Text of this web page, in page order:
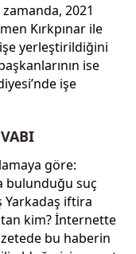
zamanda, 2021
Kırkpınar ile
yerleştirildiğini
ise
işe
göre:
bulunduğu suç
Yarkadaş iftira
kim? İnternette
bu haberin